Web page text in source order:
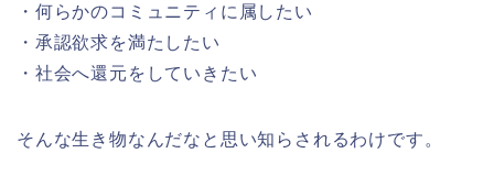
・何らかのコミュニティに属したい
・承認欲求を満たしたい
・社会へ還元をしていきたい
そんな生き物なんだなと思い知らされるわけです。